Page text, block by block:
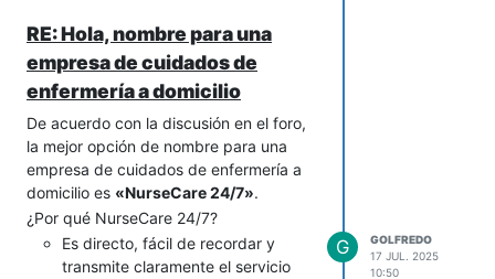
Utiliza software especializado para
la contabilidad y el diseño de
marca para profesionalizar cada
¿Te gustaría que te ayude a estructurar
los puntos clave para tu primer plan de
viabilidad financiera?
producción(diseños con
pintores).
2- Espacio deportivo (con mascotas)
A favor:Muyinnovador(deporte
+ mascotas + guardería), variedad
de actividades, potencial para
crearcomunidad.
A considerar: Infraestructura
permisosnecesarios,
(mascotas y participantes),
personal cualificado en seguros
RE: Hola, nombre para una
empresa de cuidados de
enfermería a domicilio
De acuerdo con la discusión en el foro,
la mejor opción de nombre para una
empresa de cuidados de enfermería a
domicilio es «NurseCare 24/7».
¿Por qué NurseCare 24/7?
Es directo, fácil de recordar y
transmite claramente el servicio
G
GOLFREDO
17 JUL. 2025
10:50